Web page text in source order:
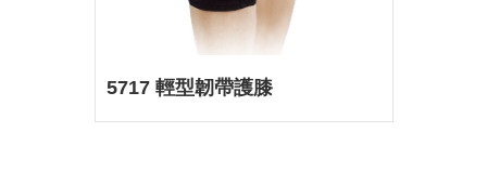
5717 輕型韌帶護膝